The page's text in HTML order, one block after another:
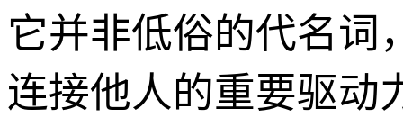
它并非低俗的代名词
连接他人的重要驱动